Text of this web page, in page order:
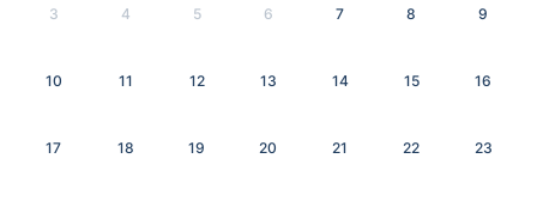
3 4 5 6 7 8 9
10 11 12 13 14 15 16
17 18 19 20 21 22 23